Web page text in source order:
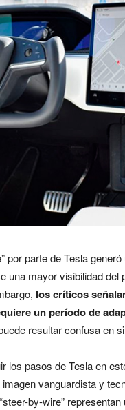
por parte de Tesla
una mayor visibilidad
los críticos
un período de
resultar confusa en
los pasos de Tesla en
vanguardista y
by-wire”